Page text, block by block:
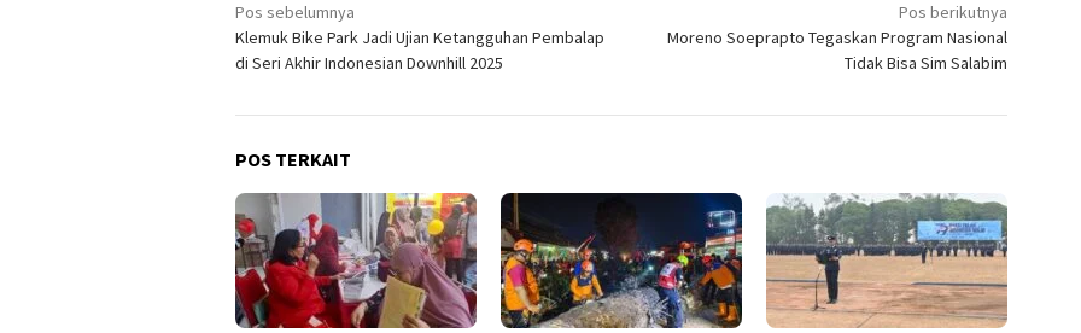
Navigasi
pos
Pos sebelumnya
Klemuk Bike Park Jadi Ujian Ketangguhan Pembalap
di Seri Akhir Indonesian Downhill 2025
Pos berikutnya
Moreno Soeprapto Tegaskan Program Nasional
Tidak Bisa Sim Salabim
POS TERKAIT